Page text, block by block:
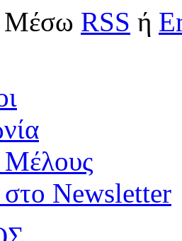
Μέσω RSS ή
Newsletter